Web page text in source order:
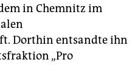
in Chemnitz im
Dorthin entsandte ihn
„Pro